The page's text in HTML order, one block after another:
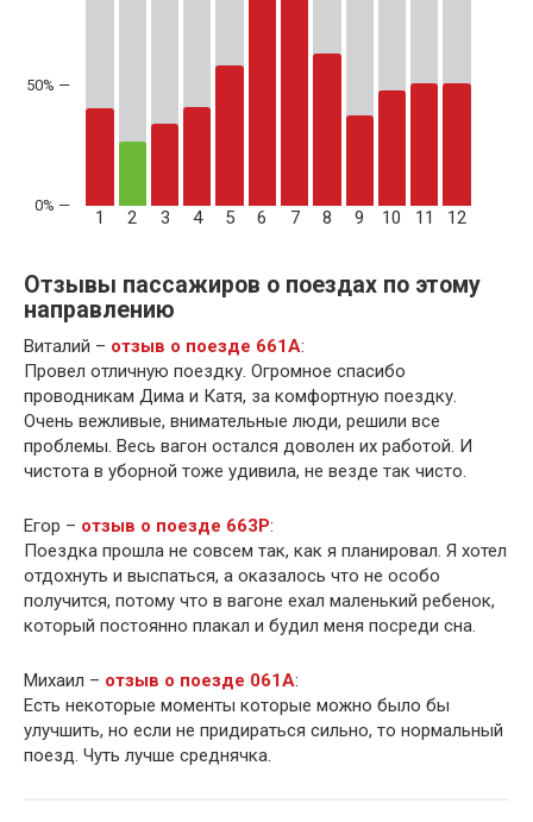
50% —
1 2 3 4 5 6 7 8 9 10 11 12
Отзывы пассажиров о поездах по этому
направлению
Виталий – отзыв о поезде 661А:
Провел отличную поездку. Огромное спасибо
проводникам Дима и Катя, за комфортную поездку.
Очень вежливые, внимательные люди, решили все
проблемы. Весь вагон остался доволен их работой. И
чистота в уборной тоже удивила, не везде так чисто.
Егор – отзыв о поезде 663Р:
Поездка прошла не совсем так, как я планировал. Я хотел
отдохнуть и выспаться, а оказалось что не особо
получится, потому что в вагоне ехал маленький ребенок,
который постоянно плакал и будил меня посреди сна.
Михаил – отзыв о поезде 061А:
Есть некоторые моменты которые можно было бы
улучшить, но если не придираться сильно, то нормальный
поезд. Чуть лучше среднячка.